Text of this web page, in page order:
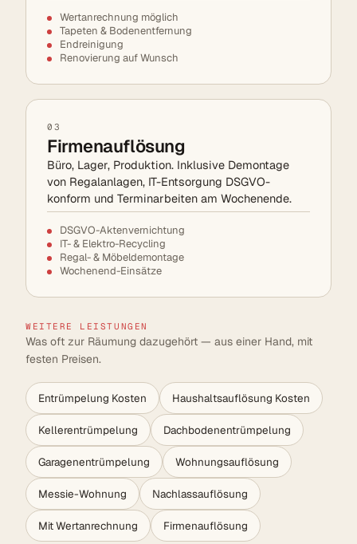
Wertanrechnung möglich
Tapeten & Bodenentfernung
Endreinigung
Renovierung auf Wunsch
03
Firmenauflösung
Büro, Lager, Produktion. Inklusive Demontage
von Regalanlagen, IT-Entsorgung DSGVO-
konform und Terminarbeiten am Wochenende.
DSGVO-Aktenvernichtung
IT- & Elektro-Recycling
Regal- & Möbeldemontage
Wochenend-Einsätze
WEITERE LEISTUNGEN
Was oft zur Räumung dazugehört — aus einer Hand, mit
festen Preisen.
Entrümpelung Kosten Haushaltsauflösung Kosten
Kellerentrümpelung Dachbodenentrümpelung
Garagenentrümpelung Wohnungsauflösung
Messie-Wohnung Nachlassauflösung
Mit Wertanrechnung Firmenauflösung